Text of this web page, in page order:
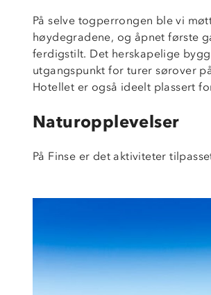
På selve togperrongen ble vi
høydegradene, og åpnet første
ferdigstilt. Det herskapelige
utgangspunkt for turer sørover
Hotellet er også ideelt plassert
Naturopplevelser
På Finse er det aktiviteter